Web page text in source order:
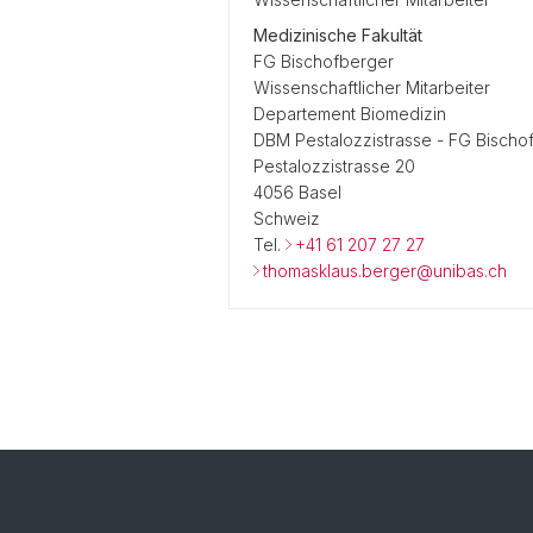
Medizinische Fakultät
FG Bischofberger
Wissenschaftlicher Mitarbeiter
Departement Biomedizin
DBM Pestalozzistrasse - FG
Pestalozzistrasse 20
4056 Basel
Schweiz
Tel.
+41 61 207 27 27
thomasklaus.berger@unibas.ch